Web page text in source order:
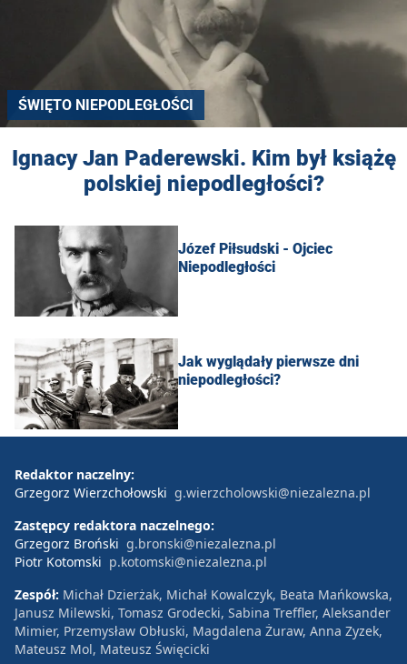
ŚWIĘTO NIEPODLEGŁOŚCI
Ignacy Jan Paderewski. Kim był książę
polskiej niepodległości?
Józef Piłsudski - Ojciec
Niepodległości
Jak wyglądały pierwsze dni
niepodległości?
Redaktor naczelny:
Grzegorz Wierzchołowski g.wierzcholowski@niezalezna.pl
Zastępcy redaktora naczelnego:
Grzegorz Broński g.bronski@niezalezna.pl
Piotr Kotomski p.kotomski@niezalezna.pl
Zespół: Michał Dzierżak, Michał Kowalczyk, Beata Mańkowska,
Janusz Milewski, Tomasz Grodecki, Sabina Treffler, Aleksander
Mimier, Przemysław Obłuski, Magdalena Żuraw, Anna Zyzek,
Mateusz Mol, Mateusz Święcicki